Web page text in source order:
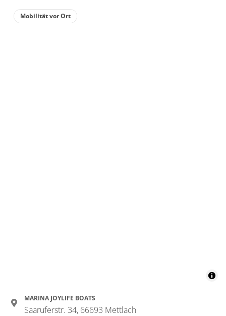
Mobilität vor Ort
MARINA JOYLIFE BOATS
Saaruferstr. 34, 66693 Mettlach